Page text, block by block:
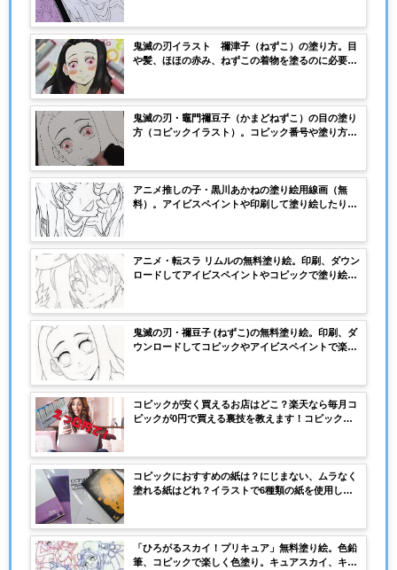
鬼滅の刃イラスト 禰津子（ねずこ）の塗り方。目
や髪、ほほの赤み、ねずこの着物を塗るのに必要な
鬼滅の刃・竈門禰豆子（かまどねずこ）の目の塗り
方（コピックイラスト）。コピック番号や塗り方、
アニメ推しの子・黒川あかねの塗り絵用線画（無
料）。アイビスペイントや印刷して塗り絵したり線
アニメ・転スラ リムルの無料塗り絵。印刷、ダウン
ロードしてアイビスペイントやコピックで塗り絵し
鬼滅の刃・禰豆子 (ねずこ)の無料塗り絵。印刷、ダ
ウンロードしてコピックやアイビスペイントで楽し
コピックが安く買えるお店はどこ？楽天なら毎月コ
ピックが0円で買える裏技を教えます！コピックが
コピックにおすすめの紙は？にじまない、ムラなく
塗れる紙はどれ？イラストで6種類の紙を使用して
「ひろがるスカイ！プリキュア」無料塗り絵。色鉛
筆、コピックで楽しく色塗り。キュアスカイ、キュ